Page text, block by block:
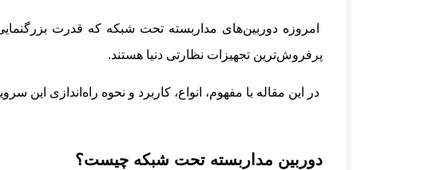
امروزه دوربین‌های مداربسته تحت شبکه که قدرت
پرفروش‌ترین تجهیزات نظارتی دنیا هستند.
در این مقاله با مفهوم، انواع، کاربرد و نحوه راه‌اندازی این
دوربین مداربسته تحت شبکه چیست؟